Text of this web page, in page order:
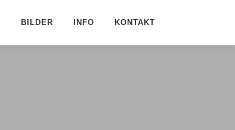
BILDER INFO KONTAKT